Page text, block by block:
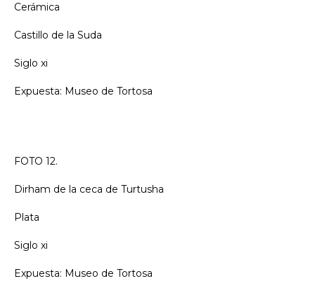
Cerámica
Castillo de la Suda
Siglo xi
Expuesta: Museo de Tortosa
FOTO 12.
Dirham de la ceca de Turtusha
Plata
Siglo xi
Expuesta: Museo de Tortosa